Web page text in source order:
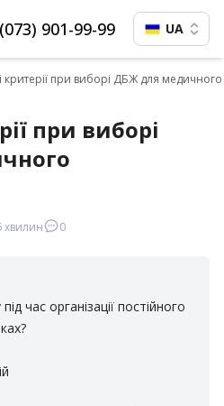
901-99-99 UA
критерії при виборі ДБЖ для
при виборі
хвилин 0
час організації постійного